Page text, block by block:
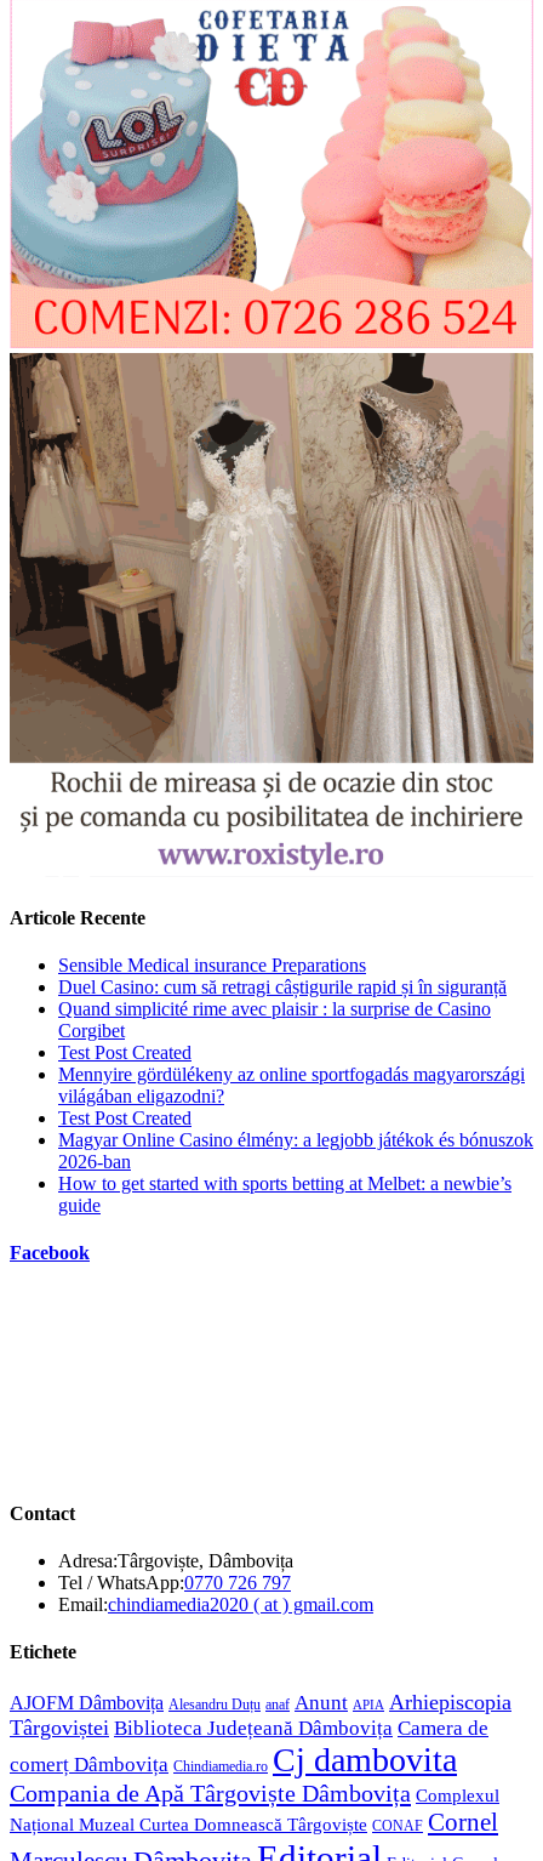
Articole Recente
Sensible Medical insurance Preparations
Duel Casino: cum să retragi câștigurile rapid și în siguranță
Quand simplicité rime avec plaisir : la surprise de Casino
Corgibet
Test Post Created
Mennyire gördülékeny az online sportfogadás magyarországi
világában eligazodni?
Test Post Created
Magyar Online Casino élmény: a legjobb játékok és bónuszok
2026-ban
How to get started with sports betting at Melbet: a newbie’s
guide
Facebook
Contact
Adresa:Târgoviște, Dâmbovița
Tel / WhatsApp:0770 726 797Opens
in
Email:chindiamedia2020 ( at ) gmail.comOpens
Etichete
AJOFM Dâmbovița Alesandru Duțu anaf Anunt APIA Arhiepiscopia
Târgoviștei Biblioteca Județeană Dâmbovița Camera de
comerț Dâmbovița Chindiamedia.ro Cj dambovita
Compania de Apă Târgoviște Dâmbovița Complexul
Național Muzeal Curtea Domnească Târgoviște CONAF Cornel